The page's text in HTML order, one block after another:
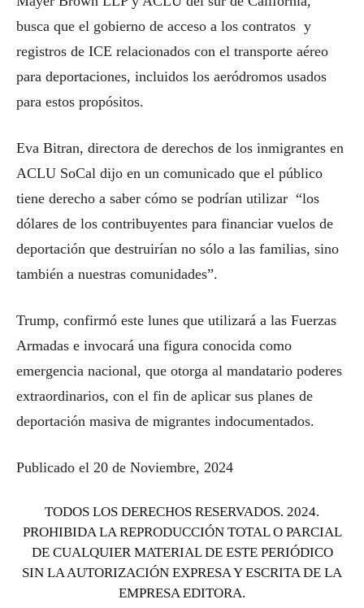
busca que el gobierno de acceso a los contratos y
registros de ICE relacionados con el transporte aéreo
para deportaciones, incluidos los aeródromos usados
para estos propósitos.
Eva Bitran, directora de derechos de los inmigrantes en
ACLU SoCal dijo en un comunicado que el público
tiene derecho a saber cómo se podrían utilizar “los
dólares de los contribuyentes para financiar vuelos de
deportación que destruirían no sólo a las familias, sino
también a nuestras comunidades”.
Trump, confirmó este lunes que utilizará a las Fuerzas
Armadas e invocará una figura conocida como
emergencia nacional, que otorga al mandatario poderes
extraordinarios, con el fin de aplicar sus planes de
deportación masiva de migrantes indocumentados.
Publicado el 20 de Noviembre, 2024
TODOS LOS DERECHOS RESERVADOS. 2024.
PROHIBIDA LA REPRODUCCIÓN TOTAL O PARCIAL
DE CUALQUIER MATERIAL DE ESTE PERIÓDICO
SIN LA AUTORIZACIÓN EXPRESA Y ESCRITA DE LA
EMPRESA EDITORA.